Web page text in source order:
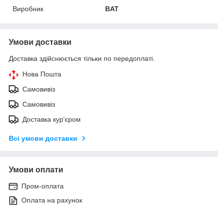
Виробник
BAT
Умови доставки
Доставка здійснюється тільки по передоплаті.
Нова Пошта
Самовивіз
Самовивіз
Доставка кур'єром
Всі умови доставки
Умови оплати
Пром-оплата
Оплата на рахунок